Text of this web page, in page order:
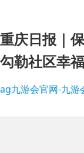
重庆日报｜
勾勒社区幸
ag九游会官网-九游